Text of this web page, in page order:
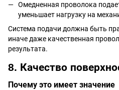
Омедненная проволока
уменьшает нагрузку на
Система подачи должна быть
иначе даже качественная
результата.
8. Качество
Почему это имеет значение